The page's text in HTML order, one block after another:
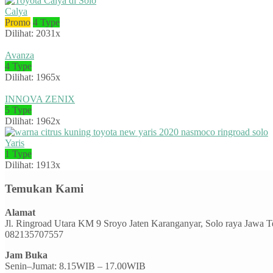
Calya
Promo 4 Type
Dilihat: 2031x
Avanza
4 Type
Dilihat: 1965x
INNOVA ZENIX
5 Type
Dilihat: 1962x
Yaris
1 Type
Dilihat: 1913x
Temukan Kami
Alamat
Jl. Ringroad Utara KM 9 Sroyo Jaten Karanganyar, Solo raya Jawa
082135707557
Jam Buka
Senin–Jumat: 8.15WIB – 17.00WIB